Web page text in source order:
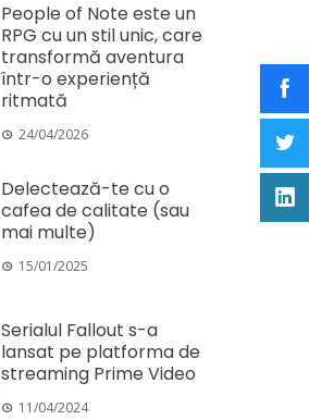
People of Note este un
RPG cu un stil unic, care
transformă aventura
într-o experiență
ritmată
24/04/2026
Delectează-te cu o
cafea de calitate (sau
mai multe)
15/01/2025
Serialul Fallout s-a
lansat pe platforma de
streaming Prime Video
11/04/2024